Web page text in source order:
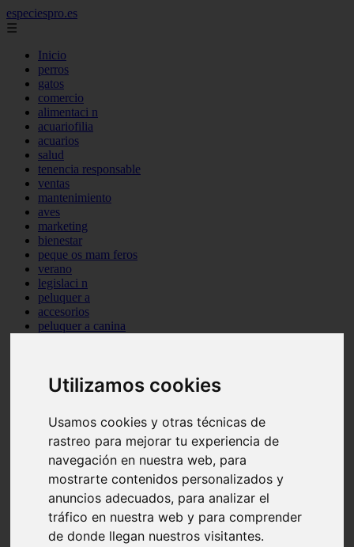
Utilizamos cookies
Usamos cookies y otras técnicas de
rastreo para mejorar tu experiencia de
navegación en nuestra web, para
mostrarte contenidos personalizados y
anuncios adecuados, para analizar el
tráfico en nuestra web y para comprender
de donde llegan nuestros visitantes.
especiespro.es
☰
Inicio
perros
gatos
comercio
alimentaci n
acuariofilia
acuarios
salud
tenencia responsable
ventas
mantenimiento
aves
marketing
bienestar
peque os mam feros
verano
legislaci n
peluquer a
accesorios
peluquer a canina
protagonistas
reptiles
adopci n
ferias
snacks
acuario
iberzoo propet
comercios
estanques
viajar